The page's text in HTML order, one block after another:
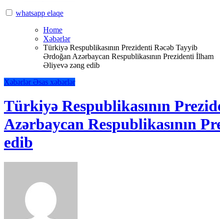
whatsapp elaqe
Home
Xəbərlər
Türkiyə Respublikasının Prezidenti Rəcəb Tayyib
Ərdoğan Azərbaycan Respublikasının Prezidenti İlham
Əliyevə zəng edib
Xəbərlər Əsas xəbərlər
Türkiyə Respublikasının
Azərbaycan Respublikasının
edib